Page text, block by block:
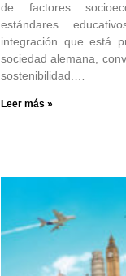
de factores
estándares
integración que está
sociedad alemana,
sostenibilidad.…
Leer más »